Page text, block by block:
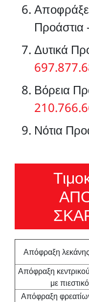
Προάστια
Δυτικά
Βόρεια
Νότια
Απόφραξη λεκάνης
Απόφραξη
με
Απόφραξη